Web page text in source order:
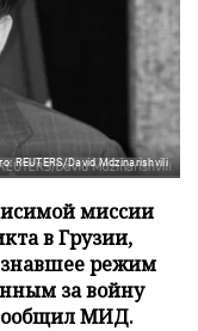
REUTERS/David Mdzinarishvili
миссии
в Грузии,
режим
за войну
МИД.